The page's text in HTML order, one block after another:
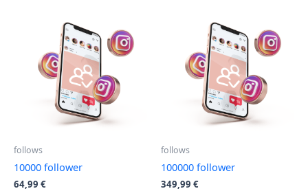
follows
10000 follower
64,99 €
follows
100000 follower
349,99 €